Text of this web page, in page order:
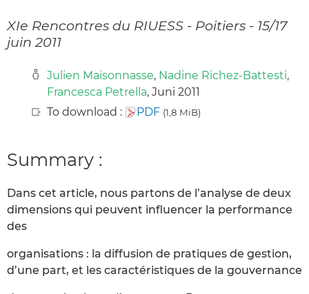
XIe Rencontres du RIUESS - Poitiers - 15/17
juin 2011
Julien Maisonnasse, Nadine Richez-Battesti,
Francesca Petrella, Juni 2011
To download :
PDF (1,8 MiB)
Summary :
Dans cet article, nous partons de l’analyse de deux
dimensions qui peuvent influencer la performance
des
organisations : la diffusion de pratiques de gestion,
d’une part, et les caractéristiques de la gouvernance